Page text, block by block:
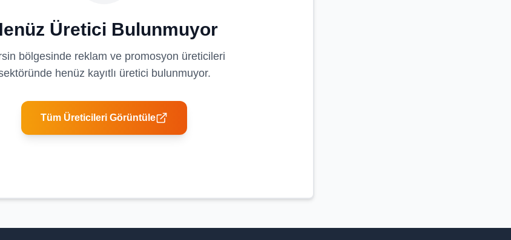
Üretici Bulunmuyor
bölgesinde reklam ve promosyon üreticileri
henüz kayıtlı üretici bulunmuyor.
Tüm Üreticileri Görüntüle